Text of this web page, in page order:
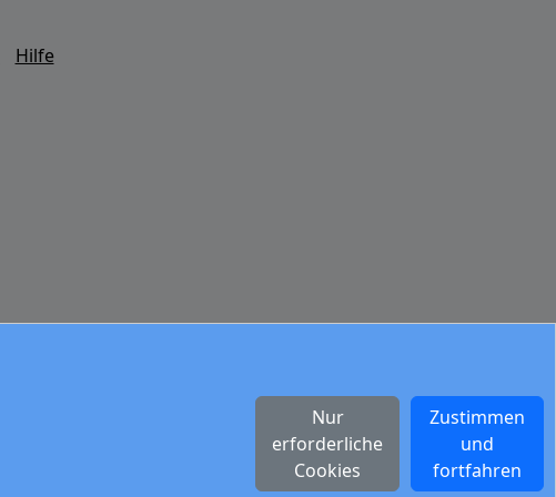
Zustimmen
und
fortfahren
Nur
erforderliche
Cookies
Hilfe